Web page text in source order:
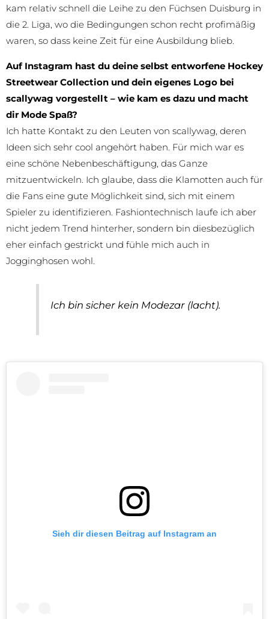
kam relativ schnell die Leihe zu den Füchsen Duisburg in
die 2. Liga, wo die Bedingungen schon recht profimäßig
waren, so dass keine Zeit für eine Ausbildung blieb.
Auf Instagram hast du deine selbst entworfene Hockey
Streetwear Collection und dein eigenes Logo bei
scallywag vorgestellt – wie kam es dazu und macht
dir Mode Spaß?
Ich hatte Kontakt zu den Leuten von scallywag, deren
Ideen sich sehr cool angehört haben. Für mich war es
eine schöne Nebenbeschäftigung, das Ganze
mitzuentwickeln. Ich glaube, dass die Klamotten auch für
die Fans eine gute Möglichkeit sind, sich mit einem
Spieler zu identifizieren. Fashiontechnisch laufe ich aber
nicht jedem Trend hinterher, sondern bin diesbezüglich
eher einfach gestrickt und fühle mich auch in
Jogginghosen wohl.
Ich bin sicher kein Modezar (lacht).
Sieh dir diesen Beitrag auf Instagram an